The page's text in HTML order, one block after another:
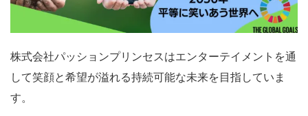
株式会社パッションプリンセスはエンターテイメントを通
して笑顔と希望が溢れる持続可能な未来を目指していま
す。